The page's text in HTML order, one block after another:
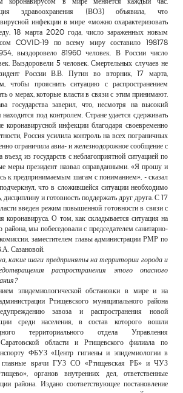
здравоохранения (ВОЗ) объявила, что
инфекции в мире «можно охарактеризовать
18 марта 2020 года, число зараженных новым
COVID-19 по всему миру составило 198178
выздоровело 81960 человек. В России число
Выздоровели 5 человек. Смертельных случаев не
России В.В. Путин во вторник, 17 марта,
чтобы прояснить ситуацию с распространением
о мерах, которые власти в связи с этим принимают.
государства заверил, что, несмотря на высокий
находится под контролем. Стране удается сдерживать
коронавирусной инфекции благодаря своевременно
Россия усилила контроль на всех пограничных
ограничила авиа- и железнодорожное сообщение с
въезд из государств с неблагоприятной ситуацией по
меры президент назвал оправданными. «Я прошу и
к предпринимаемым шагам с пониманием», - сказал
что в сложившейся ситуации необходимо
дисциплину и готовность поддержать друг друга. С 17
введен режим повышенной готовности в связи с
коронавируса. О том, как складывается ситуация на
района, мы побеседовали с председателем санитарно-
заместителем главы администрации РМР по
Сазановой.
какие шаги предприняты на территории города и
распространения этого опасного
эпидемиологической обстановки в мире и на
Ртищевского муниципального района
завоза и распространения новой
среди населения, в состав которого вошли
территориального отдела Управления
области и Ртищевского филиала по
ФБУЗ «Центр гигиены и эпидемиологии в
главные врачи ГУЗ СО «Ртищевская РБ» и ЧУЗ
органов внутренних дел, ответственные
района. Издано соответствующее постановление